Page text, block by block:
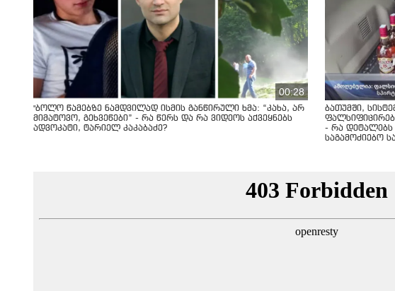
00:28
"ბოლო წამებზე ნამდვილად ისმის განწირული ხმა: “კახა, არ
მიმატოვო, გეხვეწები” - რა წერს და რა ვიდეოს აქვეყნებს
ადვოკატი, ტარიელ კაკაბაძე?
ბათუმში,
- რა დეტალებს
საგამოძიებო